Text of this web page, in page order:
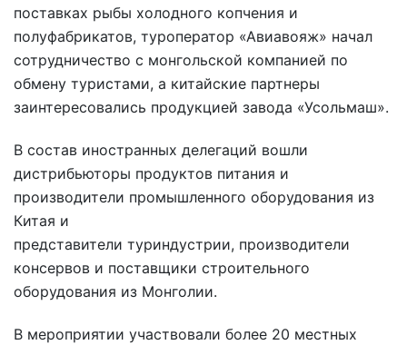
поставках рыбы холодного копчения и
полуфабрикатов, туроператор «Авиавояж» начал
сотрудничество с монгольской компанией по
обмену туристами, а китайские партнеры
заинтересовались продукцией завода «Усольмаш».
В состав иностранных делегаций вошли
дистрибьюторы продуктов питания и
производители промышленного оборудования из
Китая и
представители туриндустрии, производители
консервов и поставщики строительного
оборудования из Монголии.
В мероприятии участвовали более 20 местных